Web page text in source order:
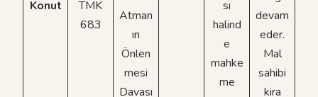
Konut
TMK
683
Atman
ın
Önlen
mesi
Davası
sı
halind
e
mahke
me
devam
eder.
Mal
sahibi
kira